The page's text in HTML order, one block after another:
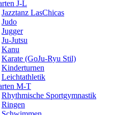
J-L
Jazztanz LasChicas
Judo
Jugger
Ju-Jutsu
Kanu
Karate (GoJu-Ryu Stil)
Kinderturnen
Leichtathletik
M-T
Rhythmische Sportgymnastik
Ringen